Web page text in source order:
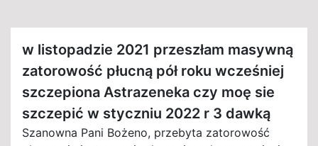
w listopadzie 2021 przeszłam masywną
zatorowość płucną pół roku wcześniej
szczepiona Astrazeneka czy moę sie
szczepić w styczniu 2022 r 3 dawką
Szanowna Pani Bożeno, przebyta zatorowość